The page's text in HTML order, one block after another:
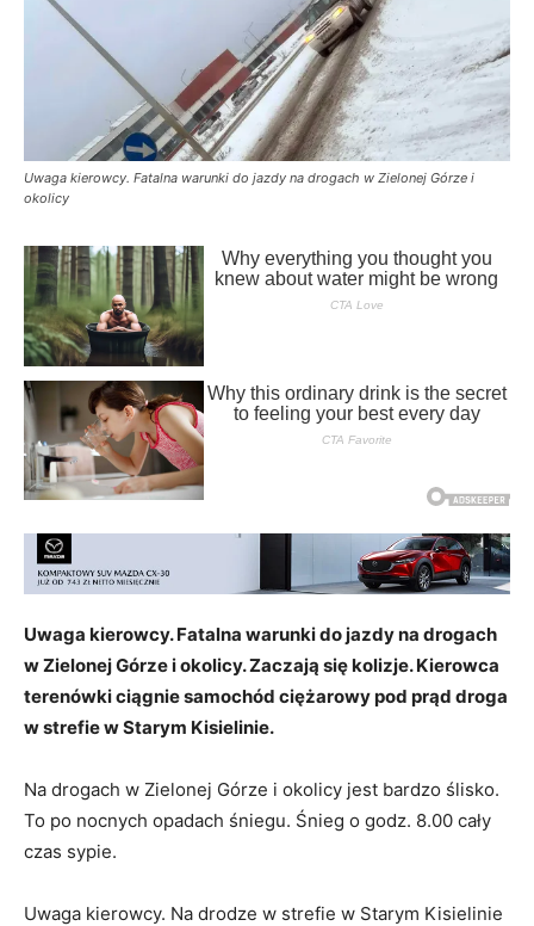
Uwaga kierowcy. Fatalna warunki do jazdy na drogach w Zielonej Górze i
okolicy
Uwaga kierowcy. Fatalna warunki do jazdy na drogach
w Zielonej Górze i okolicy. Zaczają się kolizje. Kierowca
terenówki ciągnie samochód ciężarowy pod prąd droga
w strefie w Starym Kisielinie.
Na drogach w Zielonej Górze i okolicy jest bardzo ślisko.
To po nocnych opadach śniegu. Śnieg o godz. 8.00 cały
czas sypie.
Uwaga kierowcy. Na drodze w strefie w Starym Kisielinie